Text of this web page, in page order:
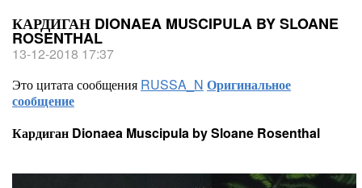
КАРДИГАН DIONAEA MUSCIPULA BY SLOANE
ROSENTHAL
13-12-2018 17:37
Это цитата сообщения RUSSA_N Оригинальное
сообщение
Кардиган Dionaea Muscipula by Sloane Rosenthal